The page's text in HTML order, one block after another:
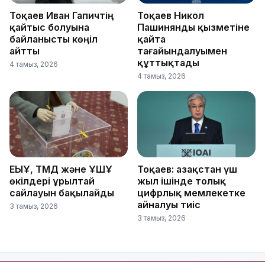
Тоқаев Иван Гапичтің
қайтыс болуына
байланысты көңіл
айтты
4 тамыз, 2026
Тоқаев Никол
Пашинянды қызметіне
қайта
тағайындалуымен
құттықтады
4 тамыз, 2026
ЕҚЫҰ, ТМД және ҰҚШҰ
өкілдері Құрылтай
сайлауын бақылайды
3 тамыз, 2026
Тоқаев: Қазақстан үш
жыл ішінде толық
цифрлық мемлекетке
айналуы тиіс
3 тамыз, 2026